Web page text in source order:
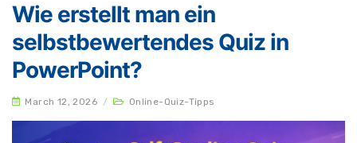
Wie erstellt man ein
selbstbewertendes Quiz in
PowerPoint?
March 12, 2026 / Online-Quiz-Tipps